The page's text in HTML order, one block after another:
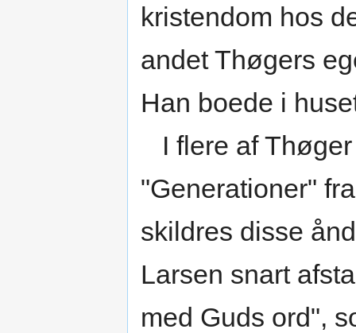
kristendom hos
andet Thøgers
Han boede i
I flere af
"Generationer"
skildres disse
Larsen snart
med Guds ord",